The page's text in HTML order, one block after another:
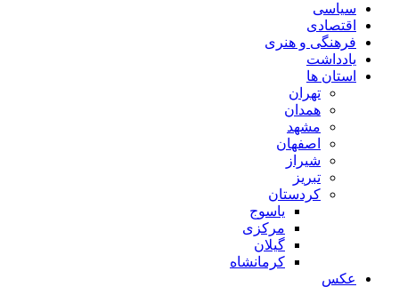
سیاسی
اقتصادی
فرهنگی و هنری
یادداشت
استان ها
تهران
همدان
مشهد
اصفهان
شیراز
تبریز
کردستان
یاسوج
مرکزی
گیلان
کرمانشاه
عکس